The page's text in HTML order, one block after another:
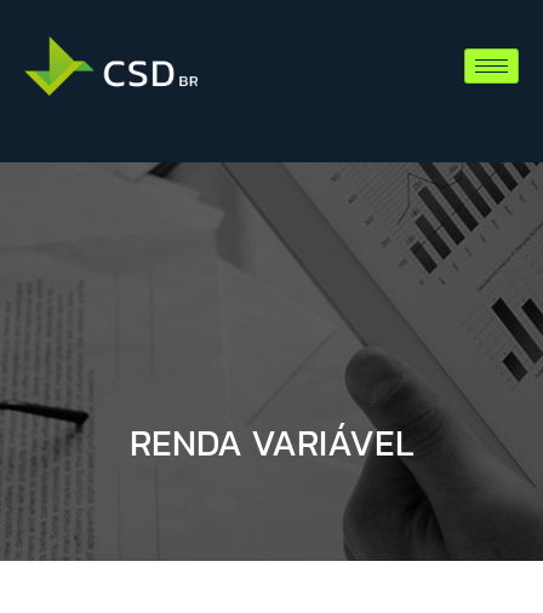
RENDA VARIÁVEL